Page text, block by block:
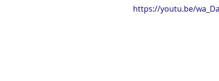
https://youtu.be/